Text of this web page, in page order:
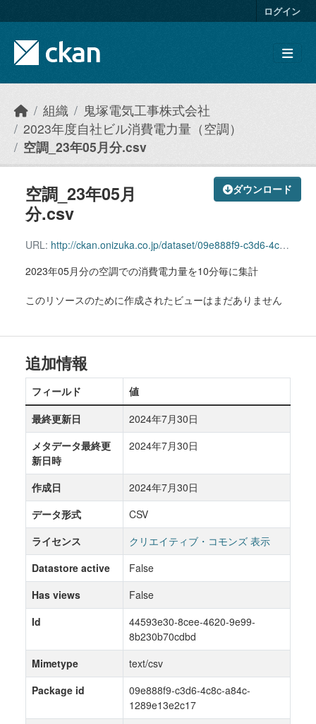
ログイン
組織
鬼塚電気工事株式会社
2023年度自社ビル消費電力量（空調）
空調_23年05月分.csv
ダウンロード
空調_23年05月
分.csv
URL: http://ckan.onizuka.co.jp/dataset/09e888f9-c3d6-4c8c-a84c-1289e13e2c17/resource/44593e30-8cee-4620-9e99-8b230b70cdbd/download/airconditioning_2305.csv
2023年05月分の空調での消費電力量を10分毎に集計
このリソースのために作成されたビューはまだありません
追加情報
フィールド
値
最終更新日
2024年7月30日
メタデータ最終更
新日時
2024年7月30日
作成日
2024年7月30日
データ形式
CSV
ライセンス
クリエイティブ・コモンズ 表示
Datastore active
False
Has views
False
Id
44593e30-8cee-4620-9e99-
8b230b70cdbd
Mimetype
text/csv
Package id
09e888f9-c3d6-4c8c-a84c-
1289e13e2c17